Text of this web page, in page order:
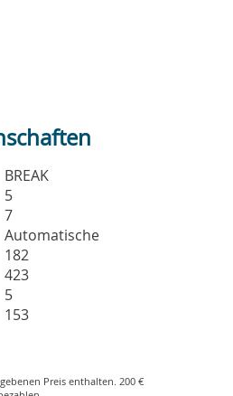
BREAK
5
7
Automatische
182
423
5
153
Preis enthalten. 200 €